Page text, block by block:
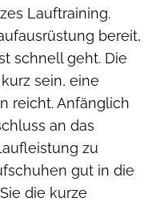
Lauftraining.
bereit,
schnell geht. Die
sein, eine
reicht. Anfänglich
an das
zu
gut in die
die kurze